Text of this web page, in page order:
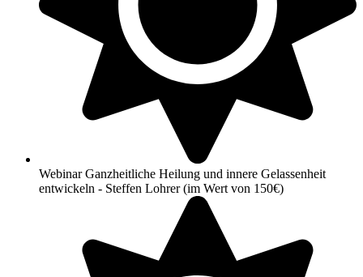
Webinar Ganzheitliche Heilung und innere Gelassenheit
entwickeln - Steffen Lohrer (im Wert von 150€)